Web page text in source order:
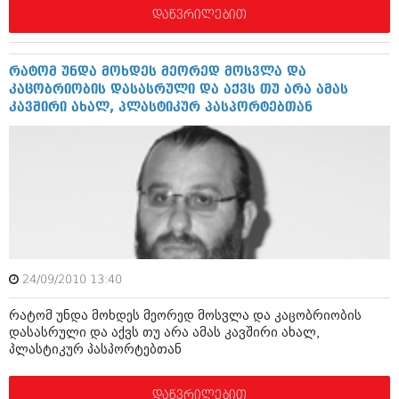
აპრილი 2012 (294)
მარტი 2012 (259)
იანვარი 2012 (322)
ნოემბერი 2011 (471)
ოქტომბერი 2011 (754)
აგვისტო 2011 (249)
ივლისი 2011 (400)
ივნისი 2011 (438)
მაისი 2011 (415)
აპრილი 2011 (294)
მარტი 2011 (654)
თებერვალი 2011 (329)
(157)
დეკემბერი 2010 (881)
ნოემბერი 2010 (422)
ოქტომბერი 2010 (341)
სექტემბერი 2010 (449)
ივლისი 2010 (556)
დაწვრილებით
რატომ უნდა მოხდეს მეორედ მოსვლა და
კაცობრიობის დასასრული და აქვს თუ არა ამას
კავშირი ახალ, პლასტიკურ პასპორტებთან
24/09/2010 13:40
რატომ უნდა მოხდეს მეორედ მოსვლა და კაცობრიობის
დასასრული და აქვს თუ არა ამას კავშირი ახალ,
პლასტიკურ პასპორტებთან
დაწვრილებით